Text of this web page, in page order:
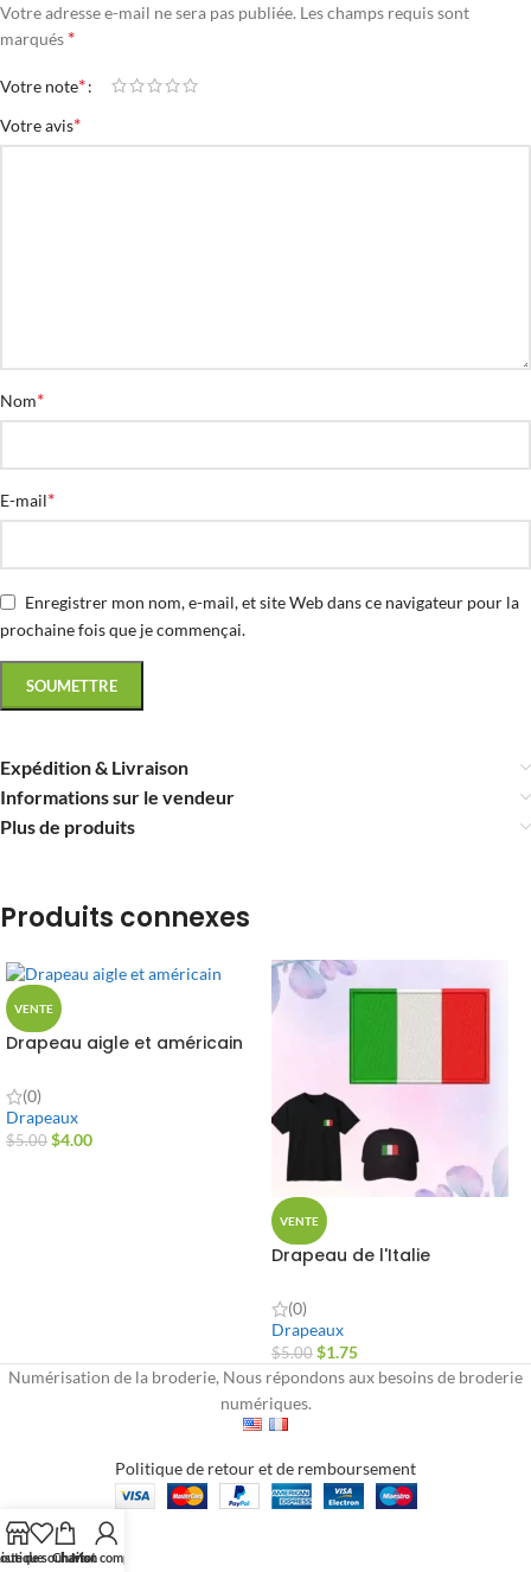
Votre adresse e-mail ne sera pas publiée. Les champs requis sont
marqués *
Votre note*
Votre avis*
Nom*
E-mail*
Enregistrer mon nom, e-mail, et site Web dans ce navigateur pour la
prochaine fois que je commençai.
Expédition & Livraison
Informations sur le vendeur
Plus de produits
Produits connexes
VENTE
Drapeau aigle et américain
(0)
Drapeaux
$5.00 $4.00
VENTE
Drapeau de l'Italie
(0)
Drapeaux
$5.00 $1.75
Numérisation de la broderie, Nous répondons aux besoins de broderie
numériques.
Politique de retour et de remboursement
de souhaits
Chariot
Mon compte